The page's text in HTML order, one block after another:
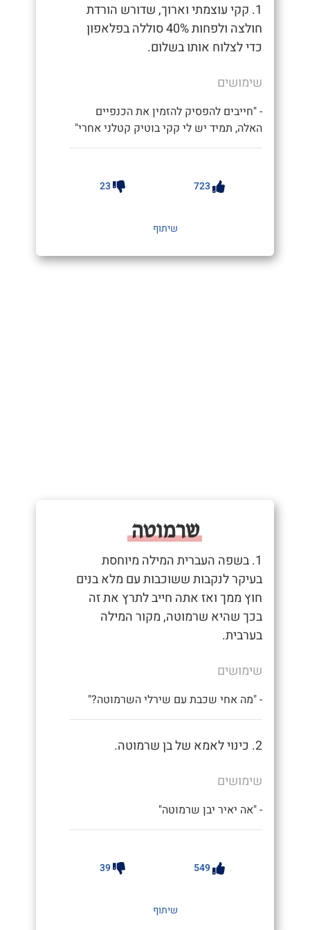
1. קקי עוצמתי וארוך, שדורש הורדת
חולצה ולפחות 40% סוללה בפלאפון
כדי לצלוח אותו בשלום.
שימושים
- "חייבים להפסיק להזמין את הכנפיים
האלה, תמיד יש לי קקי בוטיק קטלני אחרי"
723
23
שיתוף
שרמוטה
1. בשפה העברית המילה מיוחסת
בעיקר לנקבות ששוכבות עם מלא בנים
חוץ ממך ואז אתה חייב לתרץ את זה
בכך שהיא שרמוטה, מקור המילה
בערבית.
שימושים
- "מה אחי שכבת עם שירלי השרמוטה?"
2. כינוי לאמא של בן שרמוטה.
שימושים
- "אה יאיר יבן שרמוטה"
549
39
שיתוף